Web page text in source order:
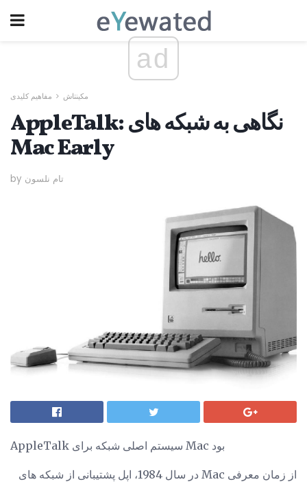
ad
مکینتاش مفاهیم کلیدی
AppleTalk: نگاهی به شبکه های
Mac Early
by تام نلسون
AppleTalk سیستم اصلی شبکه برای Mac بود
از زمان معرفی Mac در سال 1984، اپل پشتیبانی از شبکه های